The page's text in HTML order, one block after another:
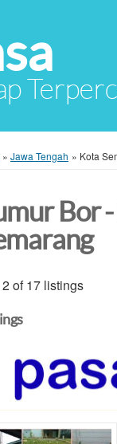
» Jawa Tengah » Kota
Bor
of 17 listings